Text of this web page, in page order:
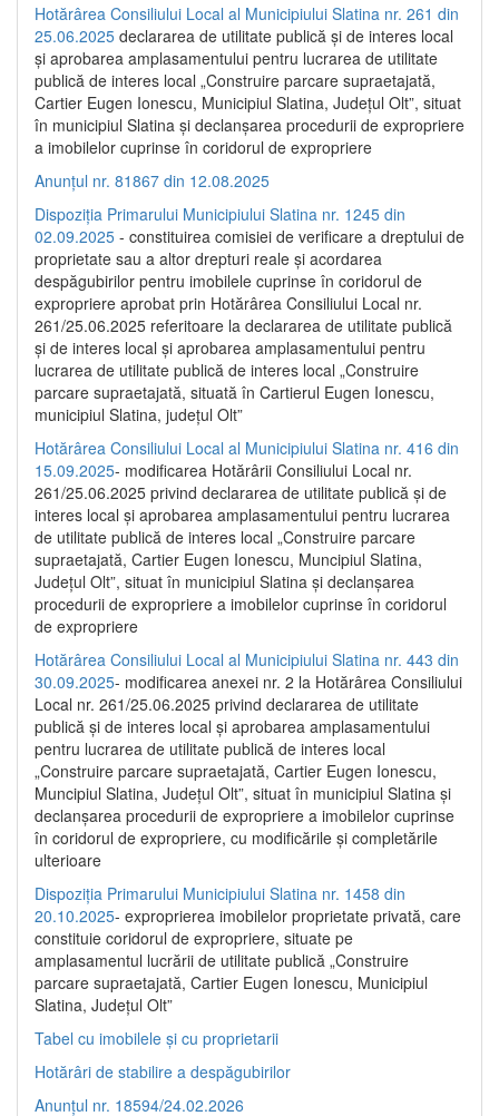
Hotărârea Consiliului Local al Municipiului Slatina nr. 261 din
25.06.2025 declararea de utilitate publică și de interes local
și aprobarea amplasamentului pentru lucrarea de utilitate
publică de interes local „Construire parcare supraetajată,
Cartier Eugen Ionescu, Municipiul Slatina, Județul Olt”, situat
în municipiul Slatina și declanșarea procedurii de expropriere
a imobilelor cuprinse în coridorul de expropriere
Anunțul nr. 81867 din 12.08.2025
Dispoziția Primarului Municipiului Slatina nr. 1245 din
02.09.2025 - constituirea comisiei de verificare a dreptului de
proprietate sau a altor drepturi reale și acordarea
despăgubirilor pentru imobilele cuprinse în coridorul de
expropriere aprobat prin Hotărârea Consiliului Local nr.
261/25.06.2025 referitoare la declararea de utilitate publică
și de interes local și aprobarea amplasamentului pentru
lucrarea de utilitate publică de interes local „Construire
parcare supraetajată, situată în Cartierul Eugen Ionescu,
municipiul Slatina, județul Olt”
Hotărârea Consiliului Local al Municipiului Slatina nr. 416 din
15.09.2025- modificarea Hotărârii Consiliului Local nr.
261/25.06.2025 privind declararea de utilitate publică și de
interes local și aprobarea amplasamentului pentru lucrarea
de utilitate publică de interes local „Construire parcare
supraetajată, Cartier Eugen Ionescu, Muncipiul Slatina,
Județul Olt”, situat în municipiul Slatina și declanșarea
procedurii de expropriere a imobilelor cuprinse în coridorul
de expropriere
Hotărârea Consiliului Local al Municipiului Slatina nr. 443 din
30.09.2025- modificarea anexei nr. 2 la Hotărârea Consiliului
Local nr. 261/25.06.2025 privind declararea de utilitate
publică şi de interes local şi aprobarea amplasamentului
pentru lucrarea de utilitate publică de interes local
„Construire parcare supraetajată, Cartier Eugen Ionescu,
Muncipiul Slatina, Judeţul Olt”, situat în municipiul Slatina şi
declanşarea procedurii de expropriere a imobilelor cuprinse
în coridorul de expropriere, cu modificările şi completările
ulterioare
Dispoziția Primarului Municipiului Slatina nr. 1458 din
20.10.2025- exproprierea imobilelor proprietate privată, care
constituie coridorul de expropriere, situate pe
amplasamentul lucrării de utilitate publică „Construire
parcare supraetajată, Cartier Eugen Ionescu, Municipiul
Slatina, Județul Olt”
Tabel cu imobilele și cu proprietarii
Hotărâri de stabilire a despăgubirilor
Anunțul nr. 18594/24.02.2026